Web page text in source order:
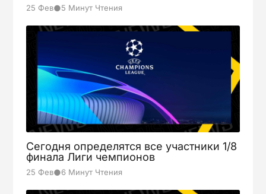
25 Фев●5 Минут Чтения
Сегодня определятся все участники 1/8
финала Лиги чемпионов
25 Фев●6 Минут Чтения